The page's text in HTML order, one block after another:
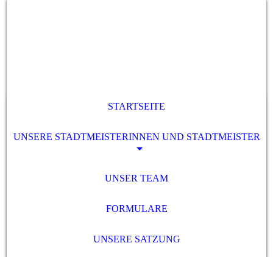
STARTSEITE
UNSERE STADTMEISTERINNEN UND STADTMEISTER
UNSER TEAM
FORMULARE
UNSERE SATZUNG